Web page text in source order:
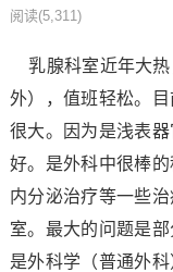
阅读(5,311)
乳腺科室近年大热
外），值班轻松。
很大。因为是浅表
好。是外科中很棒
内分泌治疗等一些
室。最大的问题是
是外科学（普通外